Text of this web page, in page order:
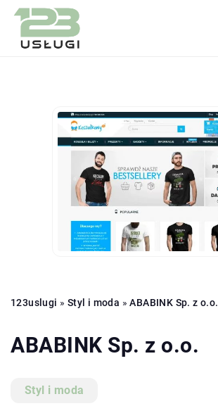
123uslugi » Styl i moda »ABABINK Sp. z o.o.
ABABINK Sp. z o.o.
Styl i moda